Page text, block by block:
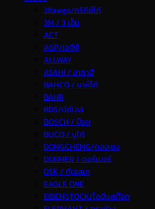
3Keego/ทรีคีย์โก้
3M / 3 เอ็ม
ACT
AGP/เอจีพี
ALLWAY
ASAHI / อาซาฮี
BAHCO / บาห์โก้
BAHR
BDS/บีดีเอส
BOSCH / บ๊อช
BUCO / บูโก้
DONGCHENG/ดองเชง
DORMER / ดอร์เมอร์
DSK / ดีเอสเค
EAGLE ONE
EIBENSTOCK/ไอบีนสต๊อก